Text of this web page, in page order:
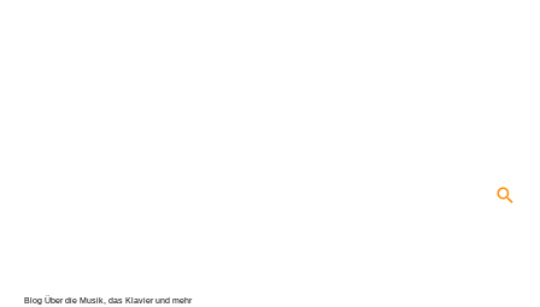
Blog Über die Musik, das Klavier und mehr